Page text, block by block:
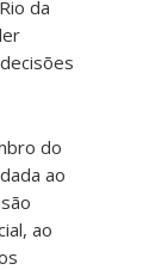
da
do
ao
ao